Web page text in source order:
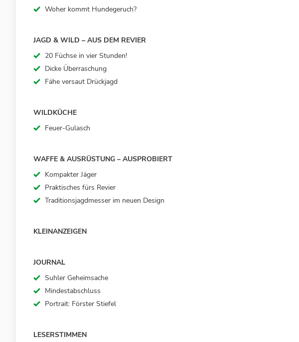
Woher kommt Hundegeruch?
JAGD & WILD – AUS DEM REVIER
20 Füchse in vier Stunden!
Dicke Überraschung
Fähe versaut Drückjagd
WILDKÜCHE
Feuer-Gulasch
WAFFE & AUSRÜSTUNG – AUSPROBIERT
Kompakter Jäger
Praktisches fürs Revier
Traditionsjagdmesser im neuen Design
KLEINANZEIGEN
JOURNAL
Suhler Geheimsache
Mindestabschluss
Portrait: Förster Stiefel
LESERSTIMMEN